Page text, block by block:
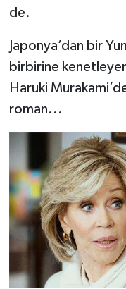
de.
Japonya’dan bir
birbirine
Haruki
roman...